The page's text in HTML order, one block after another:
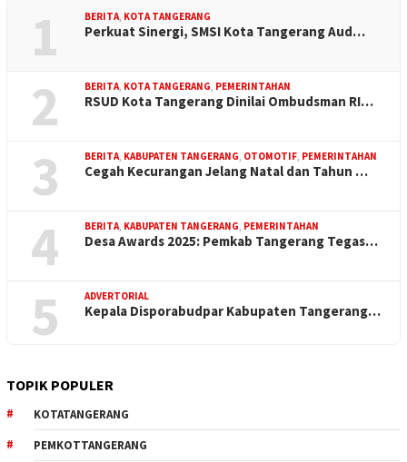
1 BERITA KOTA TANGERANG
Perkuat Sinergi, SMSI Kota Tangerang Aud…
2 BERITA KOTA TANGERANG PEMERINTAHAN
RSUD Kota Tangerang Dinilai Ombudsman RI…
3 BERITA KABUPATEN TANGERANG OTOMOTIF PEMERINTAHAN
Cegah Kecurangan Jelang Natal dan Tahun …
4 BERITA KABUPATEN TANGERANG PEMERINTAHAN
Desa Awards 2025: Pemkab Tangerang Tegas…
5 ADVERTORIAL
Kepala Disporabudpar Kabupaten Tangerang…
TOPIK POPULER
KOTATANGERANG
PEMKOTTANGERANG